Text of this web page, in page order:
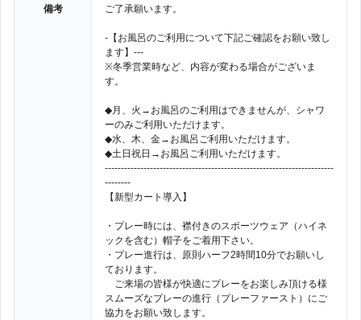
備考
ご了承願います。
-【お風呂のご利用について下記ご確認をお願い致し
ます】---
※冬季営業時など、内容が変わる場合がございま
す。
◆月、火→お風呂のご利用はできませんが、シャワ
ーのみご利用いただけます。
◆水、木、金→お風呂ご利用いただけます。
◆土日祝日→お風呂ご利用いただけます。
-----------------------------------------------------------------------
--------
【新型カート導入】
・プレー時には、襟付きのスポーツウェア（ハイネ
ックを含む）帽子をご着用下さい。
・プレー進行は、原則ハーフ2時間10分でお願いし
ております。
ご来場の皆様が快適にプレーをお楽しみ頂ける様
スムーズなプレーの進行（プレーファースト）にご
協力をお願い致します。